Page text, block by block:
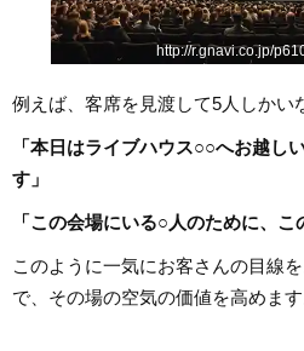
http://r.gnavi.co.jp/
例えば、客席を見渡して5人しか
「本日はライブハウス○○へお越し
す」
「この会場にいる○人のために、
このように一気にお客さんの目線
で、その場の空気の価値を高めます